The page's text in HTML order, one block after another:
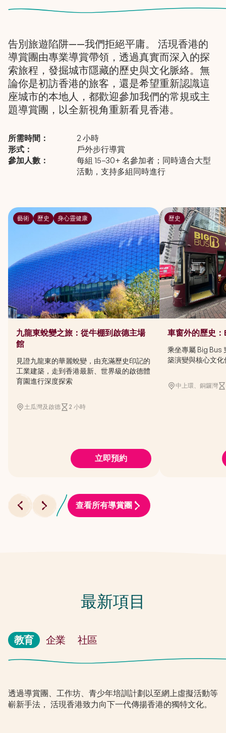
告別旅遊陷阱——我們拒絕平庸。 活現香港的
導賞團由專業導賞帶領，透過真實而深入的探
索旅程，發掘城市隱藏的歷史與文化脈絡。無
論你是初訪香港的旅客，還是希望重新認識這
座城市的本地人，都歡迎參加我們的常規或主
題導賞團，以全新視角重新看見香港。
所需時間：
2 小時
形式：
戶外步行導賞
參加人數：
每組 15–30+ 名參加者；同時適合大型
活動，支持多組同時進行
藝術 歷史 身心靈健康
九龍東蛻變之旅：從牛棚到啟德主場
館
見證九龍東的華麗蛻變，由充滿歷史印記的
工業建築，走到香港最新、世界級的啟德體
育園進行深度探索
土瓜灣及啟德 2 小時
立即預約
歷史
車窗外的歷史
乘坐專屬 Big Bus
築演變與核心文化
中上環、銅鑼灣
查看所有導賞團
最新項目
教育 企業 社區
透過導賞團、工作坊、青少年培訓計劃以至網上虛擬活動等
嶄新手法， 活現香港致力向下一代傳揚香港的獨特文化。